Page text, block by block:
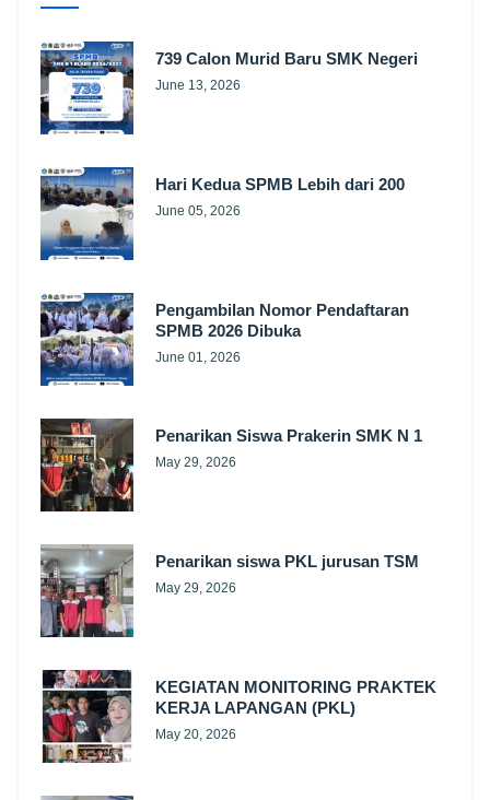
739 Calon Murid Baru SMK Negeri
June 13, 2026
Hari Kedua SPMB Lebih dari 200
June 05, 2026
Pengambilan Nomor Pendaftaran
SPMB 2026 Dibuka
June 01, 2026
Penarikan Siswa Prakerin SMK N 1
May 29, 2026
Penarikan siswa PKL jurusan TSM
May 29, 2026
KEGIATAN MONITORING PRAKTEK
KERJA LAPANGAN (PKL)
May 20, 2026